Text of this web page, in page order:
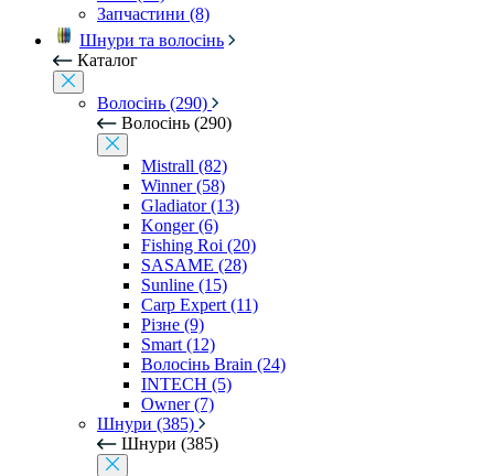
Запчастини (8)
Шнури та волосінь
Каталог
Волосінь (290)
Волосінь (290)
Mistrall (82)
Winner (58)
Gladiator (13)
Konger (6)
Fishing Roi (20)
SASAME (28)
Sunline (15)
Carp Expert (11)
Різне (9)
Smart (12)
Волосінь Brain (24)
INTECH (5)
Owner (7)
Шнури (385)
Шнури (385)